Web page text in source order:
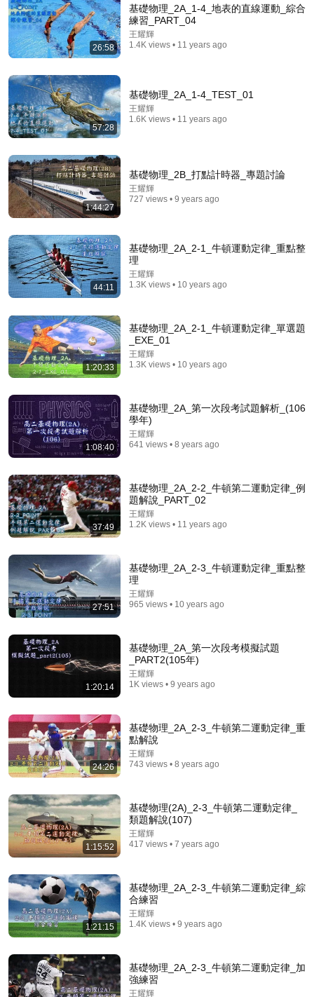
Her $30 beggar boyfriend is secretly a billionaire
founder! One lavish gift silences everyone!
樂可劇場 and 暖場劇社
New 8.1K views
笼中对：史上最严出入境新规解读，普通人还有出国的
机会吗？
二爷故事
New 498K views
中國最神秘的醫院：301醫院的南樓裡，權力如何獲得
另一套生命規則？【文昭思緒飛揚563】
文昭思緒飛揚 - Wen Zhao Studio
New 317K views
《喜单3》中式英语杀进美国脱口秀！华裔服务员不会
英语，靠口音把全场笑疯了！#喜剧之王单口季 #脱口
秀 #搞笑 #喜剧 #funny #综艺
笑翻天综艺社 and 叭叭一下 • 379K views
蛋白質哪里找？這種藏在超市的便宜貨，蛋白質是雞蛋
的5倍！輕鬆讓肌肉長回來！#蛋白質 #健康 #肌肉流失
26:58
基礎物理_2A_1-4_地表的直線運動_綜合
練習_PART_04
王耀輝
1.4K views • 11 years ago
57:28
基礎物理_2A_1-4_TEST_01
王耀輝
1.6K views • 11 years ago
1:44:27
基礎物理_2B_打點計時器_專題討論
王耀輝
727 views • 9 years ago
44:11
基礎物理_2A_2-1_牛頓運動定律_重點整
理
王耀輝
1.3K views • 10 years ago
1:20:33
基礎物理_2A_2-1_牛頓運動定律_單選題
_EXE_01
王耀輝
1.3K views • 10 years ago
1:08:40
基礎物理_2A_第一次段考試題解析_(106
學年)
王耀輝
641 views • 8 years ago
37:49
基礎物理_2A_2-2_牛頓第二運動定律_例
題解說_PART_02
王耀輝
1.2K views • 11 years ago
27:51
基礎物理_2A_2-3_牛頓運動定律_重點整
理
王耀輝
965 views • 10 years ago
1:20:14
基礎物理_2A_第一次段考模擬試題
_PART2(105年)
王耀輝
1K views • 9 years ago
24:26
基礎物理_2A_2-3_牛頓第二運動定律_重
點解說
王耀輝
743 views • 8 years ago
1:15:52
基礎物理(2A)_2-3_牛頓第二運動定律_
類題解說(107)
王耀輝
417 views • 7 years ago
1:21:15
基礎物理_2A_2-3_牛頓第二運動定律_綜
合練習
王耀輝
1.4K views • 9 years ago
基礎物理_2A_2-3_牛頓第二運動定律_加
強練習
王耀輝